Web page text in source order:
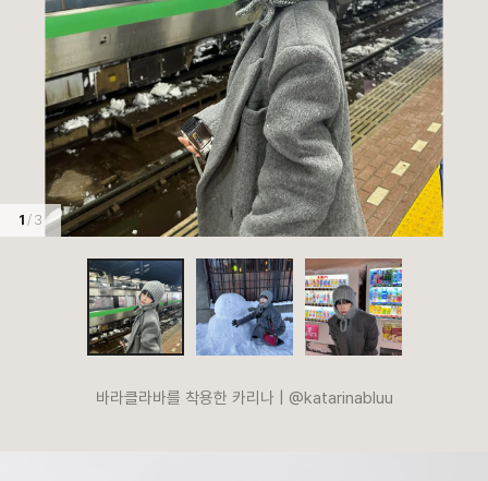
1 / 3
바라클라바를 착용한 카리나 | @katarinabluu